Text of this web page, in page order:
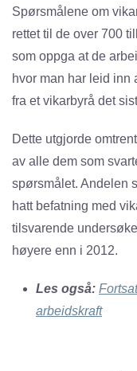
Spørsmålene om
rettet til de over 700
som oppga at de
hvor man har leid inn
fra et vikarbyrå det
Dette utgjorde
av alle dem som
spørsmålet. Andelen
hatt befatning med
tilsvarende
høyere enn i 2012.
Les også:
arbeidskraft